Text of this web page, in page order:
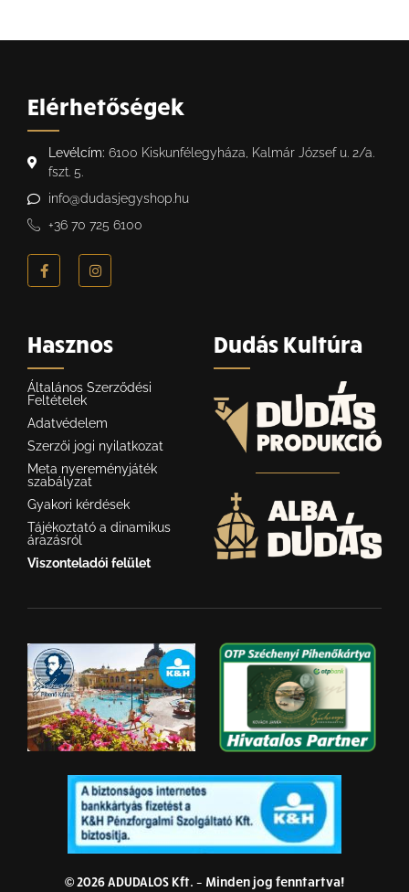
Elérhetőségek
Levélcím: 6100 Kiskunfélegyháza, Kalmár József u. 2/a.
fszt. 5.
info@dudasjegyshop.hu
+36 70 725 6100
Hasznos
Általános Szerződési
Feltételek
Adatvédelem
Szerzői jogi nyilatkozat
Meta nyereményjáték
szabályzat
Gyakori kérdések
Tájékoztató a dinamikus
árazásról
Viszonteladói felület
Dudás Kultúra
© 2026 ADUDALOS Kft. – Minden jog fenntartva!